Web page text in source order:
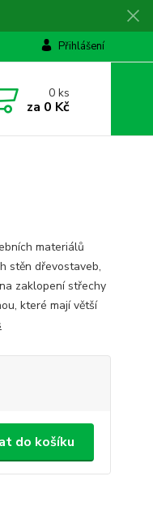
Přihlášení
0ks
za 0 Kč
materiálů
stěn dřevostaveb,
zaklopení střechy
které mají větší
do košíku